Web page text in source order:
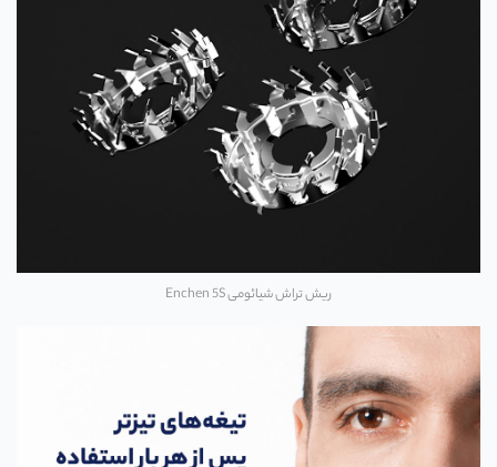
ریش تراش شیائومی Enchen 5S